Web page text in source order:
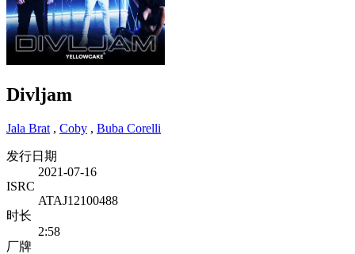
Divljam
Jala Brat , Coby , Buba Corelli
发行日期
2021-07-16
ISRC
ATAJ12100488
时长
2:58
厂牌